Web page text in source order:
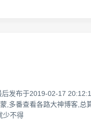
发布于2019-02-17
,多番查看各路大神博客,
少不得